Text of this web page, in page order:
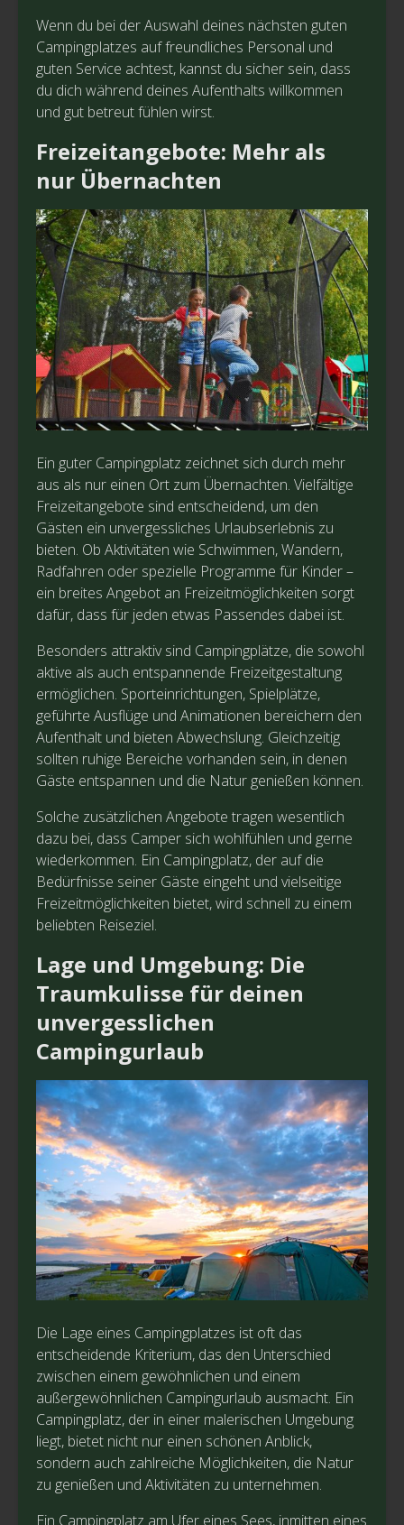
Wenn du bei der Auswahl deines nächsten guten
Campingplatzes auf freundliches Personal und
guten Service achtest, kannst du sicher sein, dass
du dich während deines Aufenthalts willkommen
und gut betreut fühlen wirst.
Freizeitangebote: Mehr als
nur Übernachten
Ein guter Campingplatz zeichnet sich durch mehr
aus als nur einen Ort zum Übernachten. Vielfältige
Freizeitangebote sind entscheidend, um den
Gästen ein unvergessliches Urlaubserlebnis zu
bieten. Ob Aktivitäten wie Schwimmen, Wandern,
Radfahren oder spezielle Programme für Kinder –
ein breites Angebot an Freizeitmöglichkeiten sorgt
dafür, dass für jeden etwas Passendes dabei ist.
Besonders attraktiv sind Campingplätze, die sowohl
aktive als auch entspannende Freizeitgestaltung
ermöglichen. Sporteinrichtungen, Spielplätze,
geführte Ausflüge und Animationen bereichern den
Aufenthalt und bieten Abwechslung. Gleichzeitig
sollten ruhige Bereiche vorhanden sein, in denen
Gäste entspannen und die Natur genießen können.
Solche zusätzlichen Angebote tragen wesentlich
dazu bei, dass Camper sich wohlfühlen und gerne
wiederkommen. Ein Campingplatz, der auf die
Bedürfnisse seiner Gäste eingeht und vielseitige
Freizeitmöglichkeiten bietet, wird schnell zu einem
beliebten Reiseziel.
Lage und Umgebung: Die
Traumkulisse für deinen
unvergesslichen
Campingurlaub
Die Lage eines Campingplatzes ist oft das
entscheidende Kriterium, das den Unterschied
zwischen einem gewöhnlichen und einem
außergewöhnlichen Campingurlaub ausmacht. Ein
Campingplatz, der in einer malerischen Umgebung
liegt, bietet nicht nur einen schönen Anblick,
sondern auch zahlreiche Möglichkeiten, die Natur
zu genießen und Aktivitäten zu unternehmen.
Ein Campingplatz am Ufer eines Sees, inmitten eines